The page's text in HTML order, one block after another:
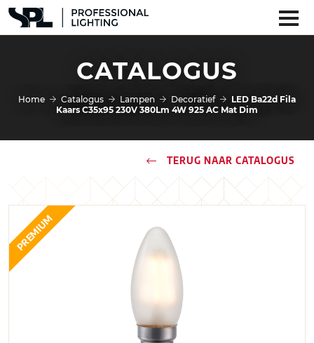
CATALOGUS
Home Catalogus Lampen Decoratief
LED Ba22d Fila
Kaars C35x95 230V 380Lm 4W 925 AC Mat Dim
TERUG NAAR CATALOGUS
PREMIUM